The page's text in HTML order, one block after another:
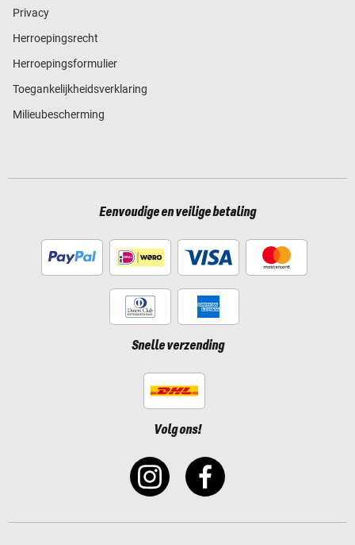
Privacy
Herroepingsrecht
Herroepingsformulier
Toegankelijkheidsverklaring
Milieubescherming
Eenvoudige en veilige betaling
Snelle verzending
Volg ons!